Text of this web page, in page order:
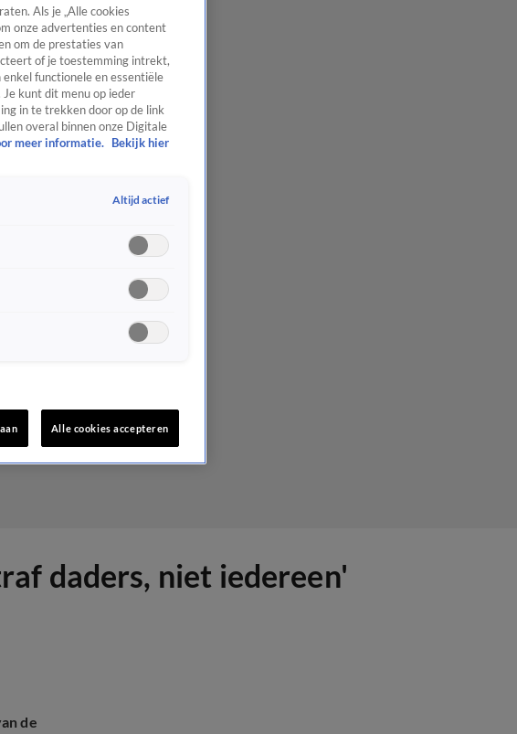
daders, niet iedereen'
de
Als je „Alle cookies
onze advertenties en content
om de prestaties van
of je toestemming intrekt,
functionele en essentiële
kunt dit menu op ieder
in te trekken door op de link
overal binnen onze Digitale
meer informatie.
Bekijk hier
Altijd actief
Alle cookies accepteren